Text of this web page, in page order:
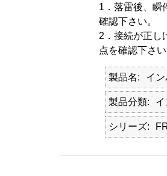
1．落雷後、瞬
確認下さい。
2．接続が正し
点を確認下さ
製品名 イ
製品分類
シリーズ